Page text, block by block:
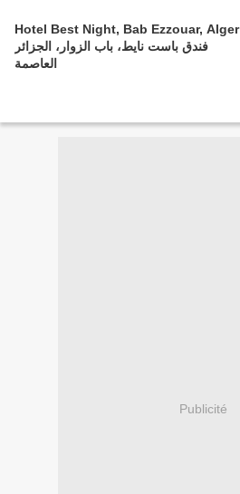
Hotel Best Night, Bab Ezzouar, Alger
فندق باست نايط، باب الزوار، الجزائر
العاصمة
Publicité